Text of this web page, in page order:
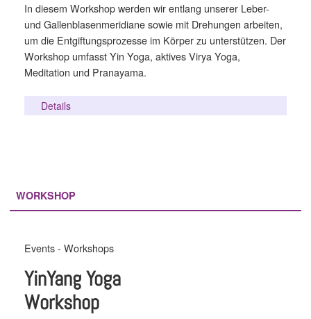
In diesem Workshop werden wir entlang unserer Leber-
und Gallenblasenmeridiane sowie mit Drehungen arbeiten,
um die Entgiftungsprozesse im Körper zu unterstützen. Der
Workshop umfasst Yin Yoga, aktives Virya Yoga,
Meditation und Pranayama.
Details
WORKSHOP
Events - Workshops
YinYang Yoga
Workshop